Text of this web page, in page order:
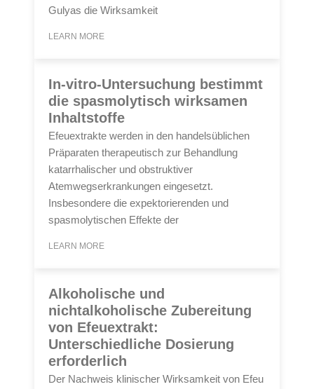
Gulyas die Wirksamkeit
LEARN MORE
In-vitro-Untersuchung bestimmt
die spasmolytisch wirksamen
Inhaltstoffe
Efeuextrakte werden in den handelsüblichen
Präparaten therapeutisch zur Behandlung
katarrhalischer und obstruktiver
Atemwegserkrankungen eingesetzt.
Insbesondere die expektorierenden und
spasmolytischen Effekte der
LEARN MORE
Alkoholische und
nichtalkoholische Zubereitung
von Efeuextrakt:
Unterschiedliche Dosierung
erforderlich
Der Nachweis klinischer Wirksamkeit von Efeu